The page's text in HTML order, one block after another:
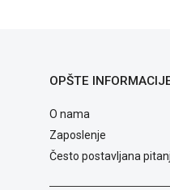
OPŠTE
O nama
Zaposlenje
Često postavljana